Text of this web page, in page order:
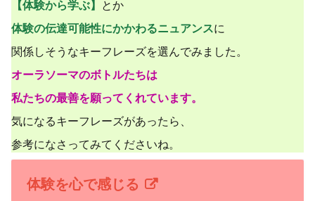
【体験から学ぶ】 とか
体験の伝達可能性にかかわるニュアンスに
関係しそうなキーフレーズを選んでみました。
オーラソーマのボトルたちは
私たちの最善を願ってくれています。
気になるキーフレーズがあったら、
参考になさってみてくださいね。
体験を心で感じる